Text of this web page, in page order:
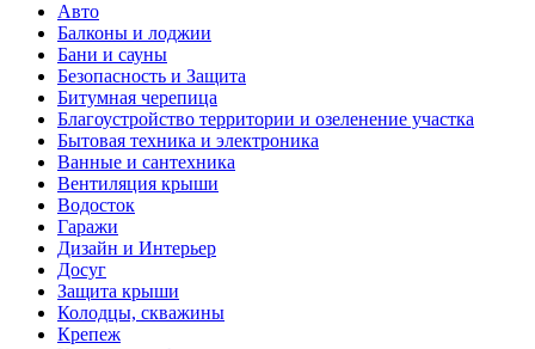
Авто
Балконы и лоджии
Бани и сауны
Безопасность и Защита
Битумная черепица
Благоустройство территории и озеленение участка
Бытовая техника и электроника
Ванные и сантехника
Вентиляция крыши
Водосток
Гаражи
Дизайн и Интерьер
Досуг
Защита крыши
Колодцы, скважины
Крепеж